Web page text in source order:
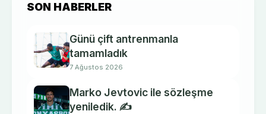
SON HABERLER
Günü çift antrenmanla
tamamladık
7 Ağustos 2026
Marko Jevtovic ile sözleşme
yeniledik. ✍️